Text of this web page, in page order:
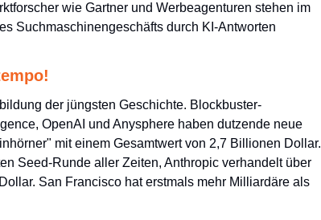
wie Gartner und Werbeagenturen stehen im
Suchmaschinengeschäfts durch KI-Antworten
der jüngsten Geschichte. Blockbuster-
OpenAI und Anysphere haben dutzende neue
mit einem Gesamtwert von 2,7 Billionen Dollar.
Seed-Runde aller Zeiten, Anthropic verhandelt über
San Francisco hat erstmals mehr Milliardäre als